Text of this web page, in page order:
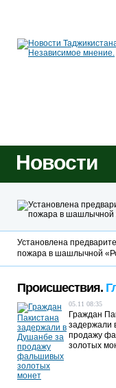
Новости
Установлена
пожара в шашлычной
Происшествия.
05.11 08:35
Граждан
задержали
продажу
золотых